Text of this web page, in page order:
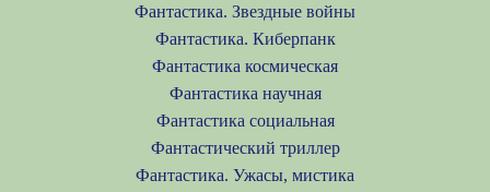
Фантастика. Звездные войны
Фантастика. Киберпанк
Фантастика космическая
Фантастика научная
Фантастика социальная
Фантастический триллер
Фантастика. Ужасы, мистика